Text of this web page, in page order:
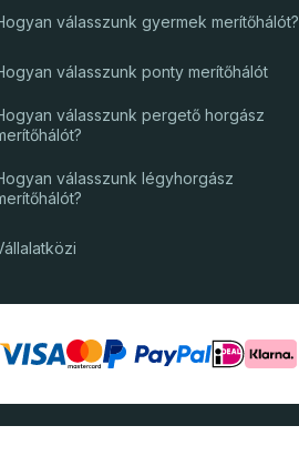
válasszunk gyermek merítőhálót?
válasszunk ponty merítőhálót
válasszunk pergető horgász
válasszunk légyhorgász